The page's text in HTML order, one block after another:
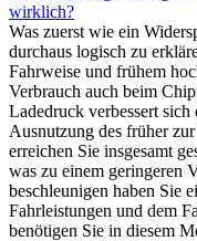
wirklich?
Was zuerst wie ein
durchaus logisch zu
Fahrweise und frühem
Verbrauch auch beim
Ladedruck verbessert
Ausnutzung des früher
erreichen Sie insgesamt
was zu einem geringeren
beschleunigen haben Sie
Fahrleistungen und dem
benötigen Sie in diesem